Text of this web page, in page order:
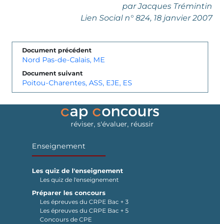
par Jacques Trémintin
Lien Socialn° 824, 18 janvier 2007
Document précédent
Nord Pas-de-Calais, ME
Document suivant
Poitou-Charentes, ASS, EJE, ES
réviser, s'évaluer, réussir
Enseignement
Les quiz de l'enseignement
Les quiz de l'enseignement
Préparer les concours
Les épreuves du CRPE Bac + 3
Les épreuves du CRPE Bac + 5
Concours de CPE